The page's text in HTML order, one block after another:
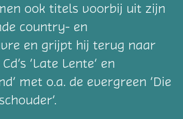
ook titels voorbij uit zijn
country- en
en grijpt hij terug naar
‘Late Lente’ en
met o.a. de evergreen ‘Die